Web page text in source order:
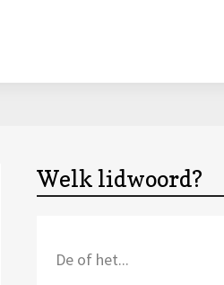
Welk lidwoord?
for: